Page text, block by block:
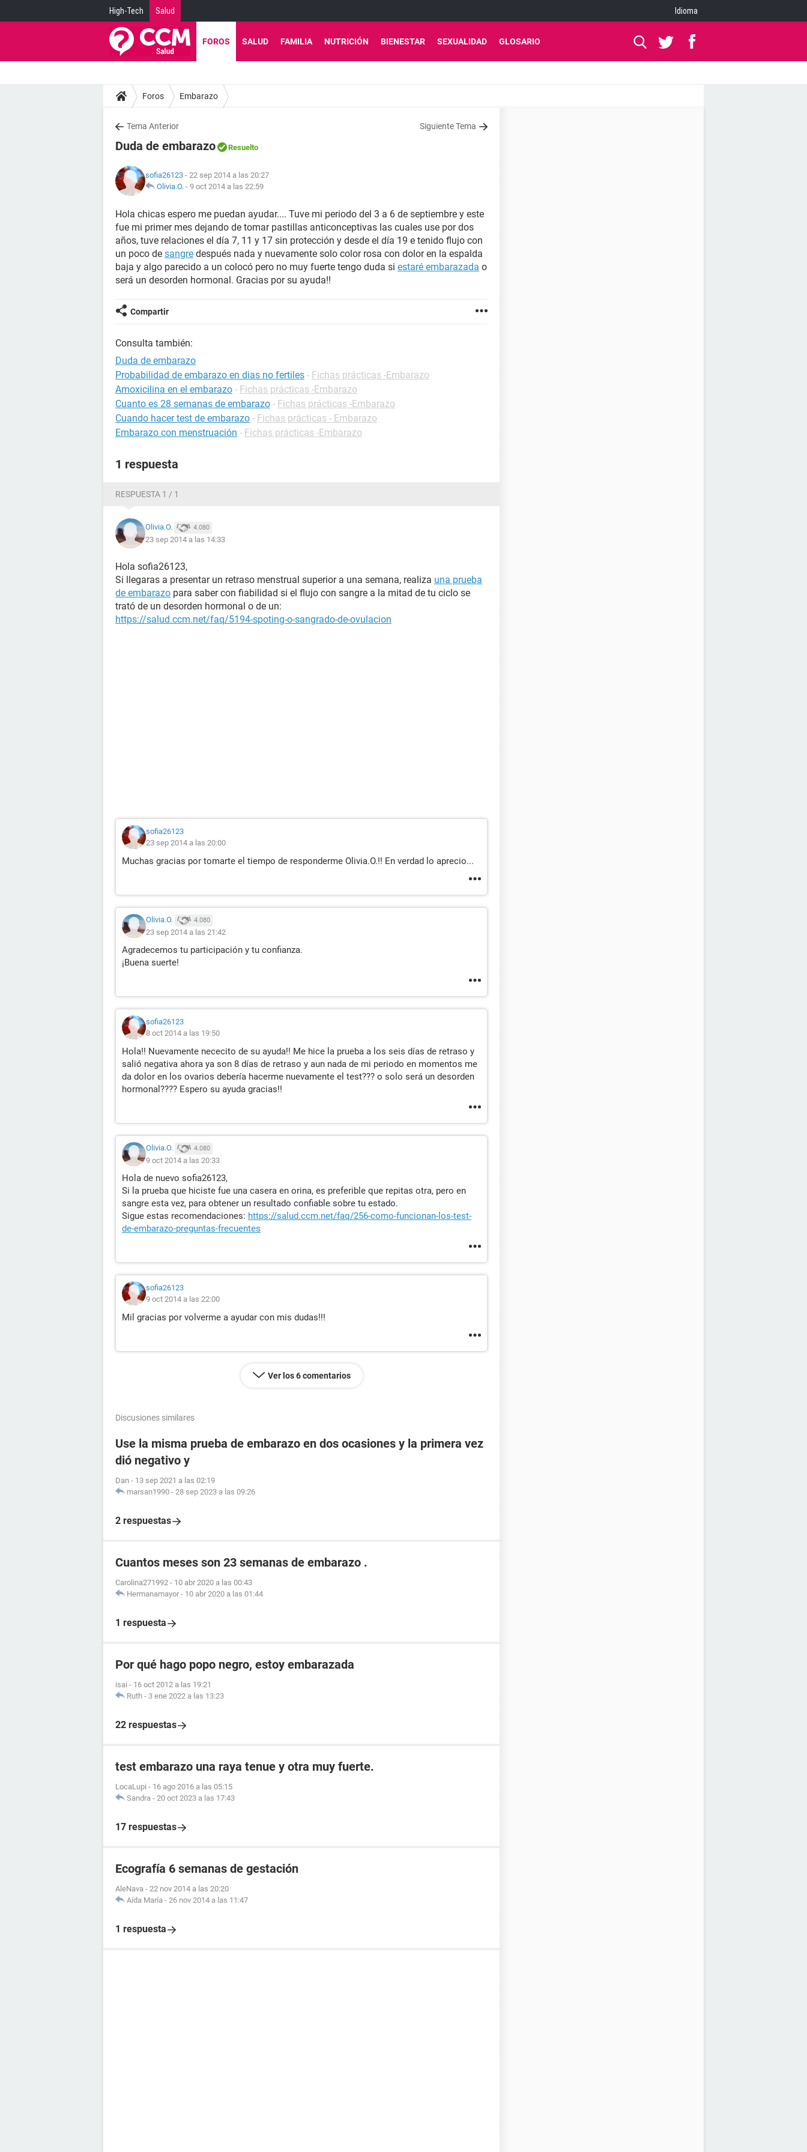
High-Tech Salud Idioma
FOROS SALUD FAMILIA NUTRICIÓN BIENESTAR SEXUALIDAD GLOSARIO
Foros Embarazo
Tema Anterior Siguiente Tema
Duda de embarazo Resuelto
sofia26123 - 22 sep 2014 a las 20:27
Olivia.O. - 9 oct 2014 a las 22:59
Hola chicas espero me puedan ayudar.... Tuve mi periodo del 3 a 6 de septiembre y este
fue mi primer mes dejando de tomar pastillas anticonceptivas las cuales use por dos
años, tuve relaciones el día 7, 11 y 17 sin protección y desde el día 19 e tenido flujo con
un poco de sangre después nada y nuevamente solo color rosa con dolor en la espalda
baja y algo parecido a un colocó pero no muy fuerte tengo duda si estaré embarazada o
será un desorden hormonal. Gracias por su ayuda!!
Compartir
Consulta también:
Duda de embarazo
Probabilidad de embarazo en dias no fertiles - Fichas prácticas -Embarazo
Amoxicilina en el embarazo - Fichas prácticas -Embarazo
Cuanto es 28 semanas de embarazo - Fichas prácticas -Embarazo
Cuando hacer test de embarazo - Fichas prácticas - Embarazo
Embarazo con menstruación - Fichas prácticas -Embarazo
1 respuesta
RESPUESTA 1 / 1
Olivia.O. 4.080
23 sep 2014 a las 14:33
Hola sofia26123,
Si llegaras a presentar un retraso menstrual superior a una semana, realiza una prueba
de embarazo para saber con fiabilidad si el flujo con sangre a la mitad de tu ciclo se
trató de un desorden hormonal o de un:
https://salud.ccm.net/faq/5194-spoting-o-sangrado-de-ovulacion
sofia26123
23 sep 2014 a las 20:00
Muchas gracias por tomarte el tiempo de responderme Olivia.O.!! En verdad lo aprecio...
Olivia.O. 4.080
23 sep 2014 a las 21:42
Agradecemos tu participación y tu confianza.
¡Buena suerte!
sofia26123
8 oct 2014 a las 19:50
Hola!! Nuevamente nececito de su ayuda!! Me hice la prueba a los seis días de retraso y
salió negativa ahora ya son 8 días de retraso y aun nada de mi periodo en momentos me
da dolor en los ovarios debería hacerme nuevamente el test??? o solo será un desorden
hormonal???? Espero su ayuda gracias!!
Olivia.O. 4.080
9 oct 2014 a las 20:33
Hola de nuevo sofia26123,
Si la prueba que hiciste fue una casera en orina, es preferible que repitas otra, pero en
sangre esta vez, para obtener un resultado confiable sobre tu estado.
Sigue estas recomendaciones: https://salud.ccm.net/faq/256-como-funcionan-los-test-
de-embarazo-preguntas-frecuentes
sofia26123
9 oct 2014 a las 22:00
Mil gracias por volverme a ayudar con mis dudas!!!
Ver los 6 comentarios
Discusiones similares
Use la misma prueba de embarazo en dos ocasiones y la primera vez
dió negativo y
Dan - 13 sep 2021 a las 02:19
marsan1990 - 28 sep 2023 a las 09:26
2 respuestas
Cuantos meses son 23 semanas de embarazo .
Carolina271992 - 10 abr 2020 a las 00:43
Hermanamayor - 10 abr 2020 a las 01:44
1 respuesta
Por qué hago popo negro, estoy embarazada
isai - 16 oct 2012 a las 19:21
Ruth - 3 ene 2022 a las 13:23
22 respuestas
test embarazo una raya tenue y otra muy fuerte.
LocaLupi - 16 ago 2016 a las 05:15
Sandra - 20 oct 2023 a las 17:43
17 respuestas
Ecografía 6 semanas de gestación
AleNava - 22 nov 2014 a las 20:20
Aída María - 26 nov 2014 a las 11:47
1 respuesta